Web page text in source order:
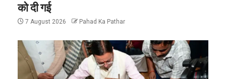
को दी गई
7 August 2026 Pahad Ka Pathar